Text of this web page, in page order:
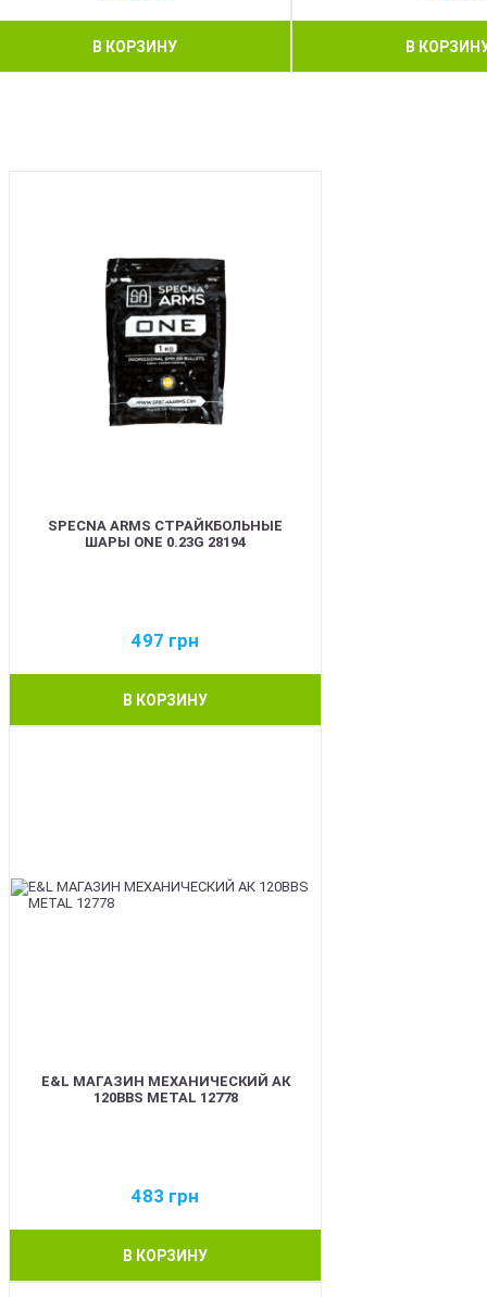
В КОРЗИНУ В
SPECNA ARMS СТРАЙКБОЛЬНЫЕ
ШАРЫ ONE 0.23G 28194
497 грн
В КОРЗИНУ
E&L МАГАЗИН МЕХАНИЧЕСКИЙ АК
120BBS METAL 12778
483 грн
В КОРЗИНУ